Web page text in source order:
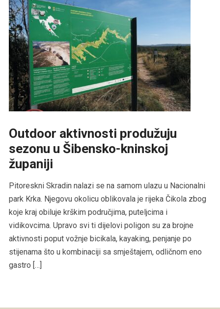
Outdoor aktivnosti produžuju
sezonu u Šibensko-kninskoj
županiji
Pitoreskni Skradin nalazi se na samom ulazu u Nacionalni
park Krka. Njegovu okolicu oblikovala je rijeka Čikola zbog
koje kraj obiluje krškim područjima, puteljcima i
vidikovcima. Upravo svi ti dijelovi poligon su za brojne
aktivnosti poput vožnje bicikala, kayaking, penjanje po
stijenama što u kombinaciji sa smještajem, odličnom eno
gastro […]